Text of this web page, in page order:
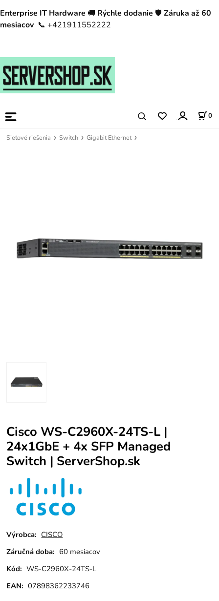
Enterprise IT Hardware 🚚 Rýchle dodanie 🛡️ Záruka až 60
mesiacov 📞 +421911552222
0
Sieťové riešenia Switch Gigabit Ethernet
Cisco WS-C2960X-24TS-L |
24x1GbE + 4x SFP Managed
Switch | ServerShop.sk
Výrobca: CISCO
Záručná doba: 60 mesiacov
Kód: WS-C2960X-24TS-L
EAN: 07898362233746